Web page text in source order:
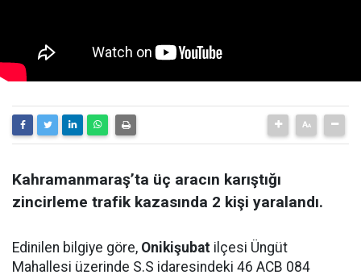
Kahramanmaraş’ta üç aracın karıştığı
zincirleme trafik kazasında 2 kişi yaralandı.
Edinilen bilgiye göre, Onikişubat ilçesi Üngüt
Mahallesi üzerinde S.S idaresindeki 46 ACB 084